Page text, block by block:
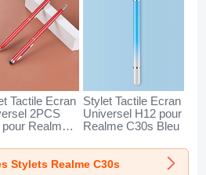
Tactile Ecran
2PCS
pour Realme
Stylet Tactile Ecran
Universel H12 pour
Realme C30s Bleu
Stylets Realme C30s